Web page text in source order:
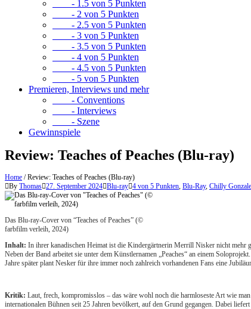
- 1.5 von 5 Punkten
- 2 von 5 Punkten
- 2.5 von 5 Punkten
- 3 von 5 Punkten
- 3.5 von 5 Punkten
- 4 von 5 Punkten
- 4.5 von 5 Punkten
- 5 von 5 Punkten
Premieren, Interviews und mehr
- Conventions
- Interviews
- Szene
Gewinnspiele
Review: Teaches of Peaches (Blu-ray)
Home /Review: Teaches of Peaches (Blu-ray)
By Thomas 27. September 2024 Blu-ray 4 von 5 Punkten, Blu-Ray, Chilly
Das Blu-ray-Cover von “Teaches of Peaches” (©
farbfilm verleih, 2024)
Inhalt: In ihrer kanadischen Heimat ist die Kindergärtnerin Merrill Nisker nicht mehr
Neben der Band arbeitet sie unter dem Künstlernamen „Peaches“ an einem
Jahre später plant Nesker für ihre immer noch zahlreich vorhandenen Fans eine
Kritik: Laut, frech, kompromisslos – das wäre wohl noch die harmloseste Art wie
internationalen Bühnen seit 25 Jahren bevölkert, auf den Grund gegangen. Dabei